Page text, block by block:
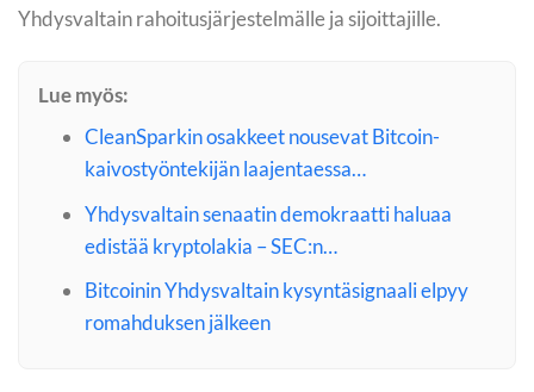
Yhdysvaltain rahoitusjärjestelmälle ja sijoittajille.
Lue myös:
CleanSparkin osakkeet nousevat Bitcoin-
kaivostyöntekijän laajentaessa…
Yhdysvaltain senaatin demokraatti haluaa
edistää kryptolakia – SEC:n…
Bitcoinin Yhdysvaltain kysyntäsignaali elpyy
romahduksen jälkeen